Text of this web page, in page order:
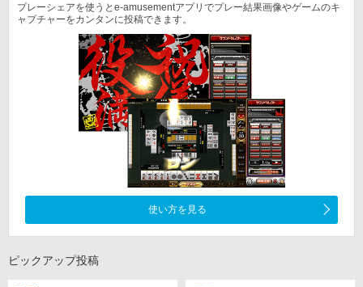
プレーシェアを使うとe-amusementアプリでプレー結果画像やゲームのキ
ャプチャーをカンタンに投稿できます。
使い方を見る
ピックアップ投稿